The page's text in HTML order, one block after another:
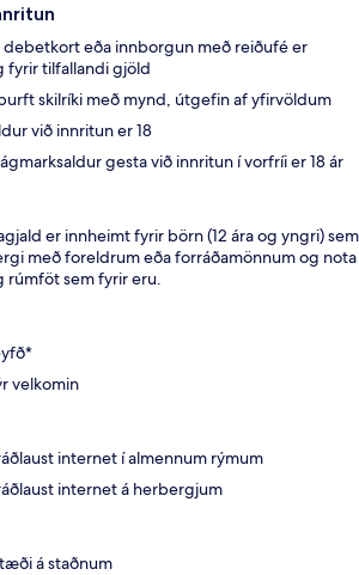
eða innborgun með reiðufé er
fyrir tilfallandi gjöld
skilríki með mynd, útgefin af yfirvöldum
við innritun er 18
gesta við innritun í vorfríi er 18 ár
er innheimt fyrir börn (12 ára og yngri) sem
með foreldrum eða forráðamönnum og nota
rúmföt sem fyrir eru.
velkomin
internet í almennum rýmum
internet á herbergjum
á staðnum